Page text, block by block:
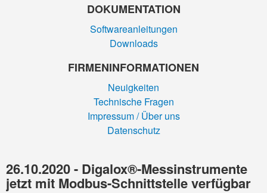
DOKUMENTATION
Softwareanleitungen
Downloads
FIRMEN­INFORMATIONEN
Neuigkeiten
Technische Fragen
Impressum / Über uns
Datenschutz
26.10.2020 - Digalox®-Messinstrumente
jetzt mit Modbus-Schnittstelle verfügbar